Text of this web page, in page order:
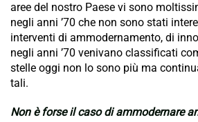
aree del nostro Paese vi sono
negli anni ’70 che non sono stati
interventi di ammodernamento, di
negli anni ’70 venivano classificati
stelle oggi non lo sono più ma
tali.
Non è forse il caso di ammodernare